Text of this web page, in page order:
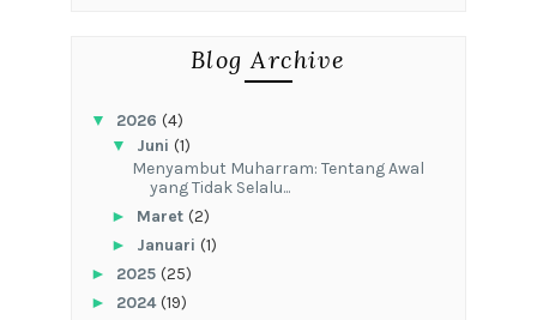
Blog Archive
▼ 2026 (4)
▼ Juni (1)
Menyambut Muharram: Tentang Awal
yang Tidak Selalu...
► Maret (2)
► Januari (1)
► 2025 (25)
► 2024(19)